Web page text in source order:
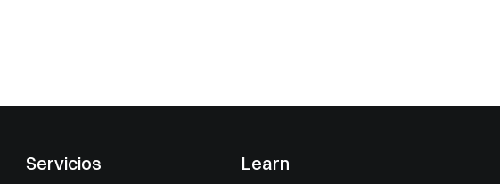
Servicios Learn